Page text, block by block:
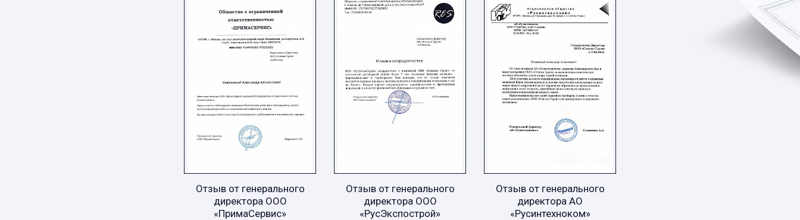
Отзыв от генерального
директора ООО
«ПримаСервис»
Отзыв от генерального
директора ООО
«РусЭкспострой»
Отзыв от генерального
директора АО
«Русинтехноком»